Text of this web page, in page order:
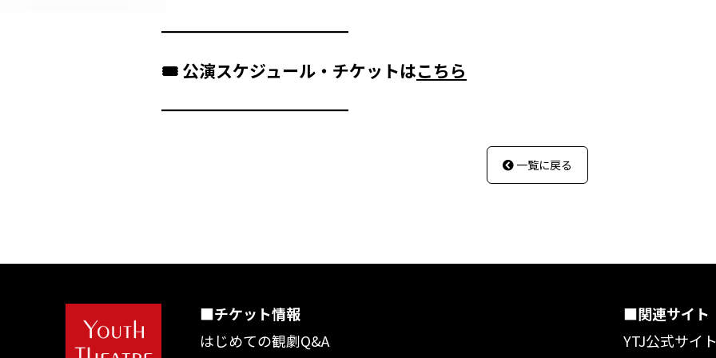
━━━━━━━━━━━━━
🎟️ 公演スケジュール・チケットはこちら
━━━━━━━━━━━━━
一覧に戻る
■チケット情報
はじめての観劇Q&A
■関連サイト
YTJ公式サイ